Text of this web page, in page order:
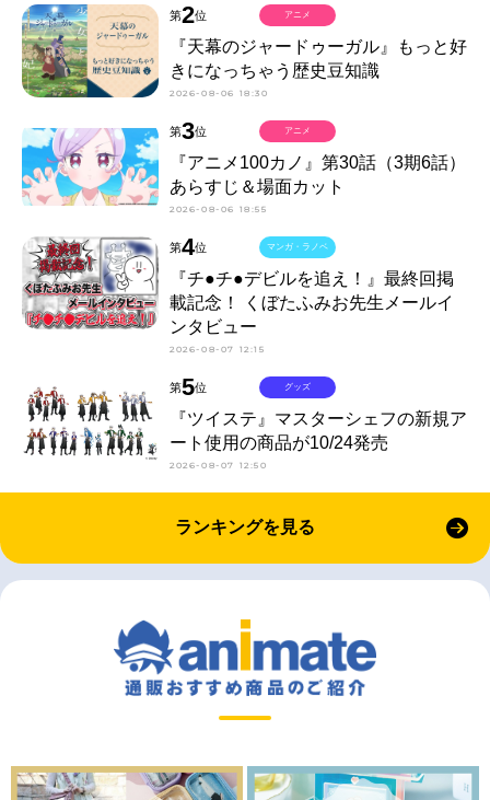
第2位
『天幕のジャードゥーガル』もっと好
きになっちゃう歴史豆知識
2026-08-06 18:30
アニメ
第3位
『アニメ100カノ』第30話（3期6話）
あらすじ＆場面カット
2026-08-06 18:55
アニメ
第4位
『チ●チ●デビルを追え！』最終回掲
載記念！ くぼたふみお先生メールイ
ンタビュー
2026-08-07 12:15
マンガ・ラノベ
第5位
『ツイステ』マスターシェフの新規ア
ート使用の商品が10/24発売
2026-08-07 12:50
グッズ
ランキングを見る